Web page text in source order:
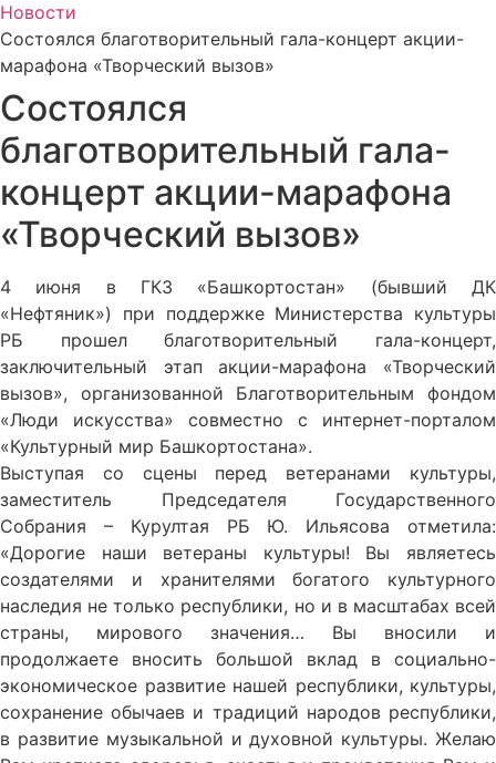
Новости
Состоялся благотворительный гала-концерт акции-
марафона «Творческий вызов»
Состоялся
благотворительный гала-
концерт акции-марафона
«Творческий вызов»
4 июня в ГКЗ «Башкортостан» (бывший ДК
«Нефтяник») при поддержке Министерства культуры
РБ прошел благотворительный гала-концерт,
заключительный этап акции-марафона «Творческий
вызов», организованной Благотворительным фондом
«Люди искусства» совместно с интернет-порталом
«Культурный мир Башкортостана».
Выступая со сцены перед ветеранами культуры,
заместитель Председателя Государственного
Собрания – Курултая РБ Ю. Ильясова отметила:
«Дорогие наши ветераны культуры! Вы являетесь
создателями и хранителями богатого культурного
наследия не только республики, но и в масштабах всей
страны, мирового значения… Вы вносили и
продолжаете вносить большой вклад в социально-
экономическое развитие нашей республики, культуры,
сохранение обычаев и традиций народов республики,
в развитие музыкальной и духовной культуры. Желаю